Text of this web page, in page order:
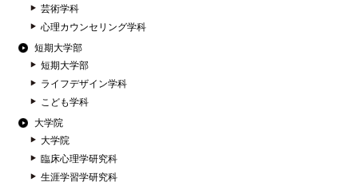
芸術学科
心理カウンセリング学科
短期大学部
短期大学部
ライフデザイン学科
こども学科
大学院
大学院
臨床心理学研究科
生涯学習学研究科